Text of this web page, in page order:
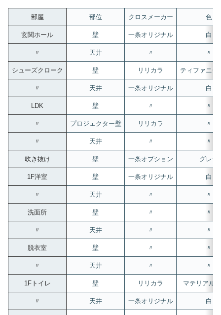
部屋 部位 クロスメーカー 色
玄関ホール 壁 一条オリジナル 白
〃 天井 〃 〃
シューズクローク 壁 リリカラ ティファニー
〃 天井 一条オリジナル 白
LDK 壁 〃 〃
〃 プロジェクター壁 リリカラ 〃
〃 天井 〃 〃
吹き抜け 壁 一条オプション グレー
1F洋室 壁 一条オリジナル 白
〃 天井 〃 〃
洗面所 壁 〃 〃
〃 天井 〃 〃
脱衣室 壁 〃 〃
〃 天井 〃 〃
1Fトイレ 壁 リリカラ マテリアル
〃 天井 一条オリジナル 白